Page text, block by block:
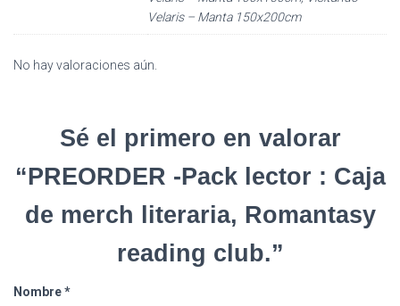
Velaris – Manta 150x200cm
No hay valoraciones aún.
Sé el primero en valorar
“PREORDER -Pack lector : Caja
de merch literaria, Romantasy
reading club.”
Nombre*